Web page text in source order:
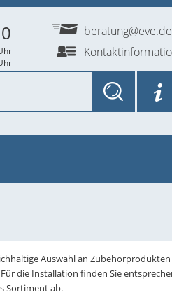
Auswahl an
die Installation finden Sie
Sortiment ab.
beratung@eve.de